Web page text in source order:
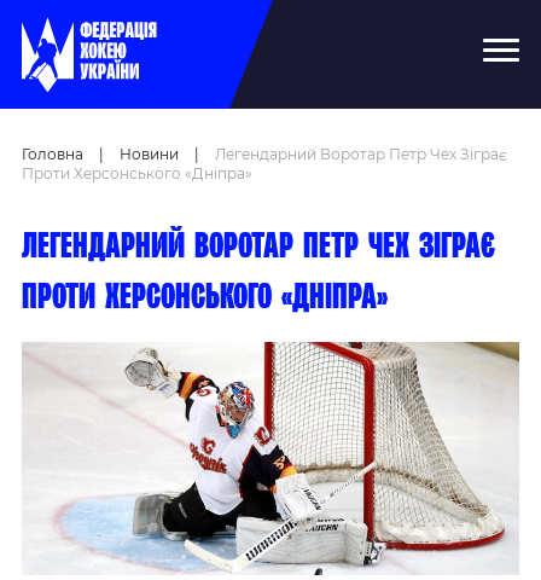
Головна Новини
Легендарний Воротар Петр Чех Зіграє
Проти Херсонського «Дніпра»
Легендарний воротар Петр Чех зіграє
проти херсонського «Дніпра»